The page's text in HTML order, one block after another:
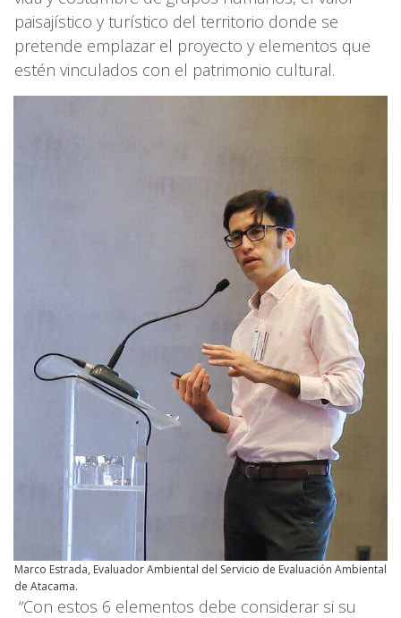
paisajístico y turístico del territorio donde se
pretende emplazar el proyecto y elementos que
estén vinculados con el patrimonio cultural.
Marco Estrada, Evaluador Ambiental del Servicio de Evaluación Ambiental
de Atacama.
“Con estos 6 elementos debe considerar si su